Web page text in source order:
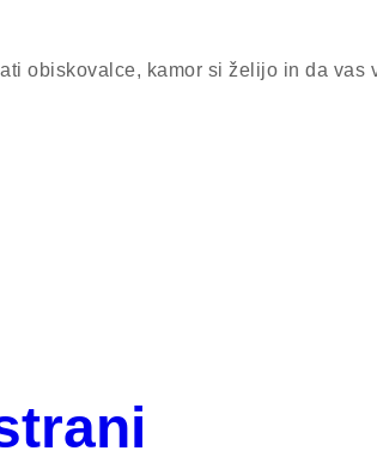
obiskovalce, kamor si želijo in da vas